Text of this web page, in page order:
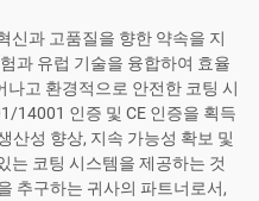
신과 고품질을 향한 약속을 지
과 유럽 기술을 융합하여 효율
고 환경적으로 안전한 코팅 시
14001 인증 및 CE 인증을 획득
산성 향상, 지속 가능성 확보 및
는 코팅 시스템을 제공하는 것
추구하는 귀사의 파트너로서,